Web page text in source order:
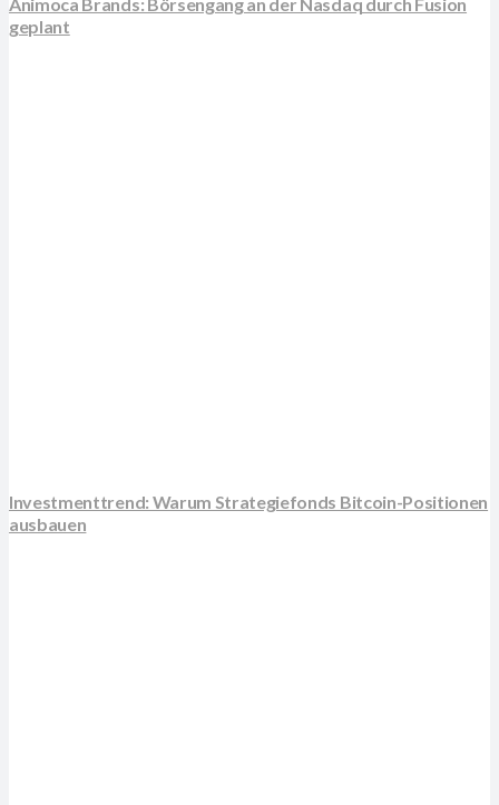
geplant
Investmenttrend: Warum Strategiefonds Bitcoin-Positionen
ausbauen